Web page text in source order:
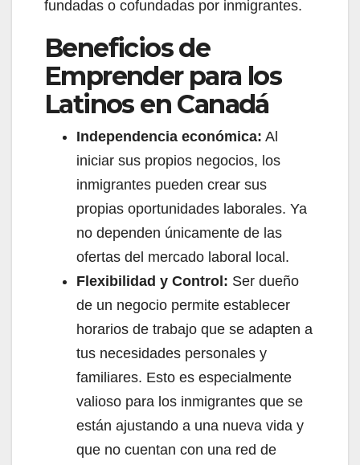
fundadas o cofundadas por inmigrantes.
Beneficios de
Emprender para los
Latinos en Canadá
Independencia económica: Al
iniciar sus propios negocios, los
inmigrantes pueden crear sus
propias oportunidades laborales. Ya
no dependen únicamente de las
ofertas del mercado laboral local.
Flexibilidad y Control: Ser dueño
de un negocio permite establecer
horarios de trabajo que se adapten a
tus necesidades personales y
familiares. Esto es especialmente
valioso para los inmigrantes que se
están ajustando a una nueva vida y
que no cuentan con una red de